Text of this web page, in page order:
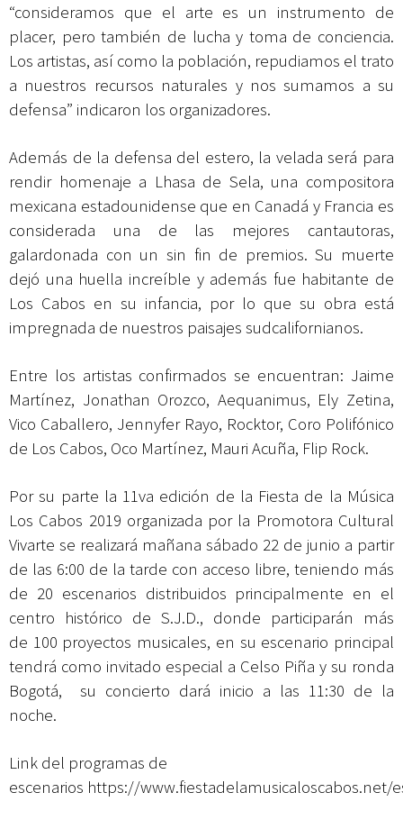
“consideramos que el arte es un instrumento de
placer, pero también de lucha y toma de conciencia.
Los artistas, así como la población, repudiamos el trato
a nuestros recursos naturales y nos sumamos a su
defensa” indicaron los organizadores.
Además de la defensa del estero, la velada será para
rendir homenaje a Lhasa de Sela, una compositora
mexicana estadounidense que en Canadá y Francia es
considerada una de las mejores cantautoras,
galardonada con un sin fin de premios. Su muerte
dejó una huella increíble y además fue habitante de
Los Cabos en su infancia, por lo que su obra está
impregnada de nuestros paisajes sudcalifornianos.
Entre los artistas confirmados se encuentran: Jaime
Martínez, Jonathan Orozco, Aequanimus, Ely Zetina,
Vico Caballero, Jennyfer Rayo, Rocktor, Coro Polifónico
de Los Cabos, Oco Martínez, Mauri Acuña, Flip Rock.
Por su parte la 11va edición de la Fiesta de la Música
Los Cabos 2019 organizada por la Promotora Cultural
Vivarte se realizará mañana sábado 22 de junio a partir
de las 6:00 de la tarde con acceso libre, teniendo más
de 20 escenarios distribuidos principalmente en el
centro histórico de S.J.D., donde participarán más
de 100 proyectos musicales, en su escenario principal
tendrá como invitado especial a Celso Piña y su ronda
Bogotá, su concierto dará inicio a las 11:30 de la
noche.
Link del programas de
escenarios https://www.fiestadelamusicaloscabos.net/